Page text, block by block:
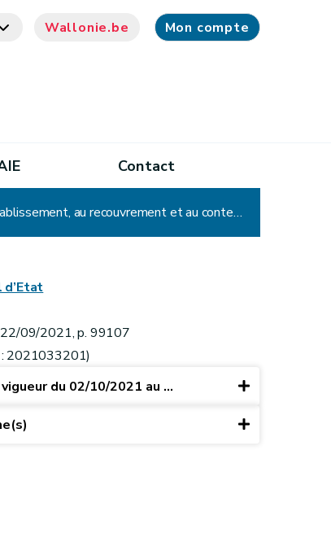
Wallonie.be Mon compte
Contact
Arrêté du Gouvernement wallon portant exécution de l'article 63, § 2, 6°, du décret du 6 mai 1999 relatif à l'établissement, au recouvrement et au contentieux, en matière de taxes régionales wallonnes
d’Etat
22/09/2021, p. 99107
: 2021033201)
vigueur du 02/10/2021 au ...